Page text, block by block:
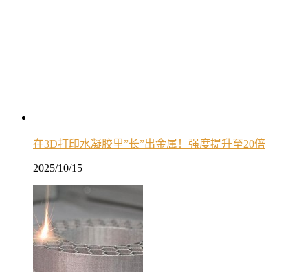
在3D打印水凝胶里”长”出金属！强度提升至20倍
2025/10/15